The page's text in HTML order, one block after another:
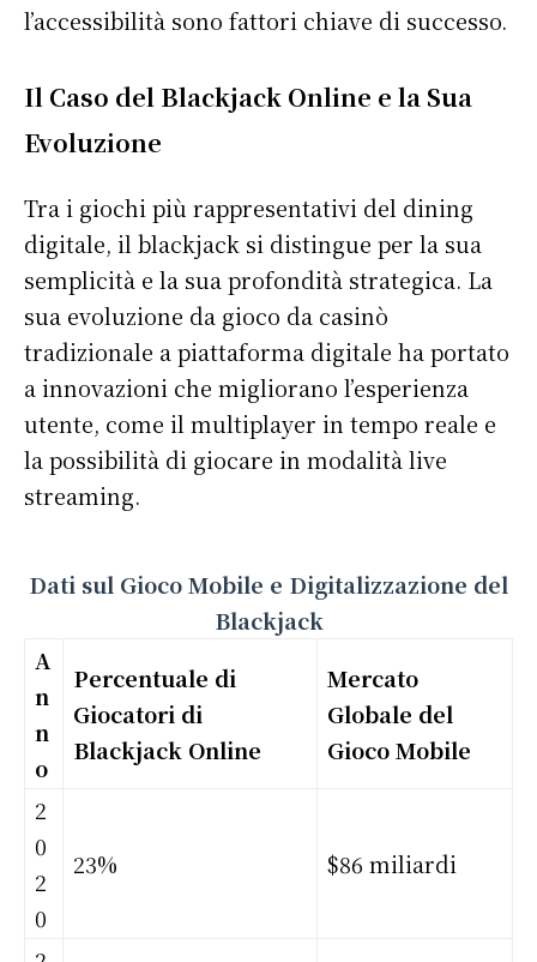
l’accessibilità sono fattori chiave di successo.
Il Caso del Blackjack Online e la Sua
Evoluzione
Tra i giochi più rappresentativi del dining
digitale, il blackjack si distingue per la sua
semplicità e la sua profondità strategica. La
sua evoluzione da gioco da casinò
tradizionale a piattaforma digitale ha portato
a innovazioni che migliorano l’esperienza
utente, come il multiplayer in tempo reale e
la possibilità di giocare in modalità live
streaming.
Dati sul Gioco Mobile e Digitalizzazione del
Blackjack
A
n
n
o
Percentuale di
Giocatori di
Blackjack Online
Mercato
Globale del
Gioco Mobile
2
0
2
0
23% $86 miliardi